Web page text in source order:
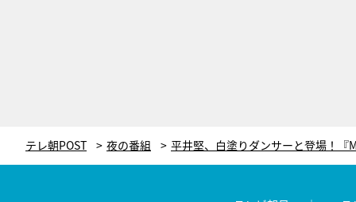
テレ朝POST 夜の番組